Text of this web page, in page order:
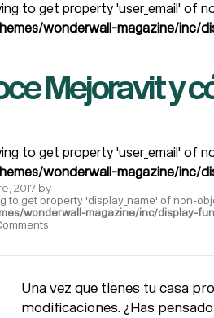
to get property 'user_email' of
wonderwall-magazine/inc/
Mejoravit y
to get property 'user_email' of
wonderwall-magazine/inc/
2017 by
to get property 'display_name' of non-
wonderwall-magazine/inc/display-
Una vez que tienes tu casa
modificaciones. ¿Has